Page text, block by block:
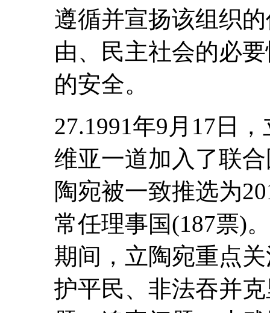
遵循并宣扬该组织
由、民主社会的必
的安全。
27.1991年9月17日
维亚一道加入了联
陶宛被一致推选为
常任理事国(187票)
期间，立陶宛重点
护平民、非法吞并